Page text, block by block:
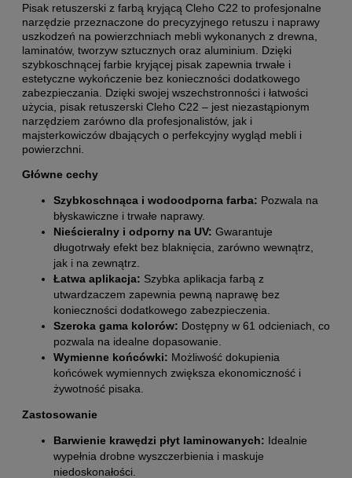
Pisak retuszerski z farbą kryjącą Cleho C22 to profesjonalne
narzędzie przeznaczone do precyzyjnego retuszu i naprawy
uszkodzeń na powierzchniach mebli wykonanych z drewna,
laminatów, tworzyw sztucznych oraz aluminium.
Dzięki
szybkoschnącej farbie kryjącej pisak zapewnia trwałe i
estetyczne wykończenie bez konieczności dodatkowego
zabezpieczania. Dzięki swojej wszechstronności i łatwości
użycia, pisak retuszerski Cleho C22 – jest niezastąpionym
narzędziem zarówno dla profesjonalistów, jak i
majsterkowiczów dbających o perfekcyjny wygląd mebli i
powierzchni.
Główne cechy
Szybkoschnąca i wodoodporna farba: Pozwala na
błyskawiczne i trwałe naprawy.
Nieścieralny i odporny na UV: Gwarantuje
długotrwały efekt bez blaknięcia, zarówno wewnątrz,
jak i na zewnątrz.
Łatwa aplikacja: Szybka aplikacja farbą z
utwardzaczem zapewnia pewną naprawę bez
konieczności dodatkowego zabezpieczenia.
Szeroka gama kolorów: Dostępny w 61 odcieniach, co
pozwala na idealne dopasowanie.
Wymienne końcówki: Możliwość dokupienia
końcówek wymiennych zwiększa ekonomiczność i
żywotność pisaka.
Zastosowanie
Barwienie krawędzi płyt laminowanych: Idealnie
wypełnia drobne wyszczerbienia i maskuje
niedoskonałości.